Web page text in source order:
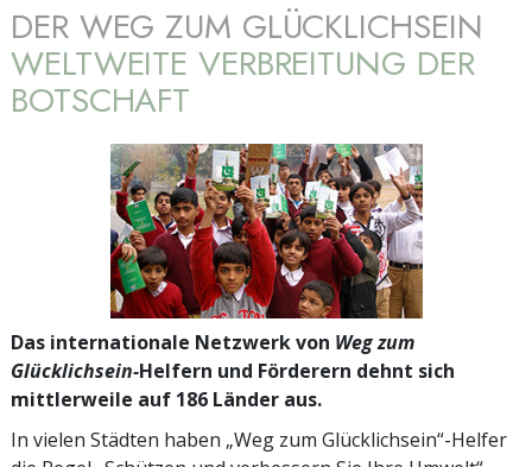
DER WEG ZUM GLÜCKLICHSEIN
WELTWEITE VERBREITUNG DER
BOTSCHAFT
Das internationale Netzwerk von Weg zum
Glücklichsein-Helfern und Förderern dehnt sich
mittlerweile auf 186 Länder aus.
In vielen Städten haben „Weg zum Glücklichsein“-Helfer